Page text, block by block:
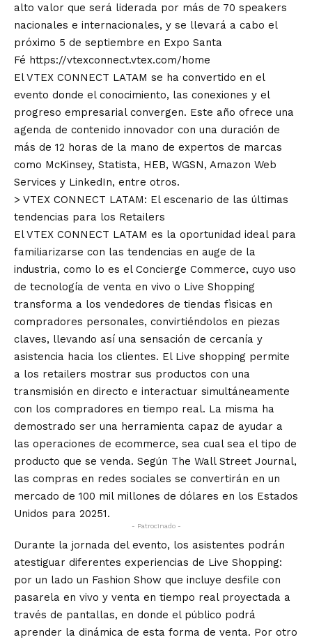
alto valor que será liderada por más de 70 speakers
nacionales e internacionales, y se llevará a cabo el
próximo 5 de septiembre en Expo Santa
Fé https://vtexconnect.vtex.com/home
El VTEX CONNECT LATAM se ha convertido en el
evento donde el conocimiento, las conexiones y el
progreso empresarial convergen. Este año ofrece una
agenda de contenido innovador con una duración de
más de 12 horas de la mano de expertos de marcas
como McKinsey, Statista, HEB, WGSN, Amazon Web
Services y LinkedIn, entre otros.
> VTEX CONNECT LATAM: El escenario de las últimas
tendencias para los Retailers
El VTEX CONNECT LATAM es la oportunidad ideal para
familiarizarse con las tendencias en auge de la
industria, como lo es el Concierge Commerce, cuyo uso
de tecnología de venta en vivo o Live Shopping
transforma a los vendedores de tiendas fìsicas en
compradores personales, convirtiéndolos en piezas
claves, llevando así una sensación de cercanía y
asistencia hacia los clientes. El Live shopping permite
a los retailers mostrar sus productos con una
transmisión en directo e interactuar simultáneamente
con los compradores en tiempo real. La misma ha
demostrado ser una herramienta capaz de ayudar a
las operaciones de ecommerce, sea cual sea el tipo de
producto que se venda. Según The Wall Street Journal,
las compras en redes sociales se convertirán en un
mercado de 100 mil millones de dólares en los Estados
Unidos para 20251.
- Patrocinado -
Durante la jornada del evento, los asistentes podrán
atestiguar diferentes experiencias de Live Shopping:
por un lado un Fashion Show que incluye desfile con
pasarela en vivo y venta en tiempo real proyectada a
través de pantallas, en donde el público podrá
aprender la dinámica de esta forma de venta. Por otro